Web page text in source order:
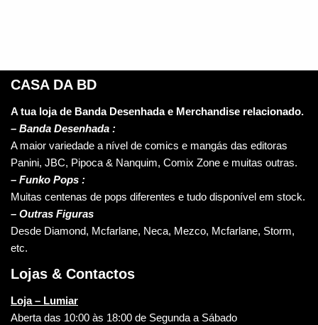
CASA DA BD
A tua loja de Banda Desenhada e Merchandise relacionado.
– Banda Desenhada :
A maior variedade a nível de comics e mangás das editoras
Panini, JBC, Pipoca & Nanquim, Comix Zone e muitas outras.
– Funko Pops :
Muitas centenas de pops diferentes e tudo disponível em stock.
– Outras Figuras
Desde Diamond, Mcfarlane, Neca, Mezco, Mcfarlane, Storm,
etc.
Lojas & Contactos
Loja – Lumiar
Aberta das 10:00 às 18:00 de Segunda a Sábado